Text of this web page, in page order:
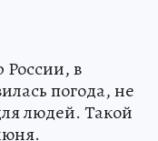
России, в
погода, не
людей. Такой